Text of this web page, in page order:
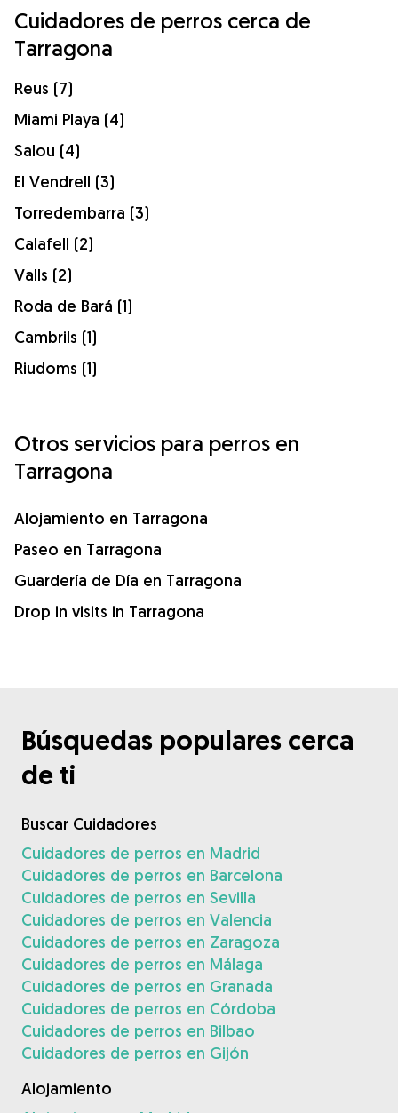
Cuidadores de perros cerca de
Tarragona
Reus (7)
Miami Playa (4)
Salou (4)
El Vendrell (3)
Torredembarra (3)
Calafell (2)
Valls (2)
Roda de Bará (1)
Cambrils (1)
Riudoms (1)
Otros servicios para perros en
Tarragona
Alojamiento en Tarragona
Paseo en Tarragona
Guardería de Día en Tarragona
Drop in visits in Tarragona
Búsquedas populares cerca
de ti
Buscar Cuidadores
Cuidadores de perros en Madrid
Cuidadores de perros en Barcelona
Cuidadores de perros en Sevilla
Cuidadores de perros en Valencia
Cuidadores de perros en Zaragoza
Cuidadores de perros en Málaga
Cuidadores de perros en Granada
Cuidadores de perros en Córdoba
Cuidadores de perros en Bilbao
Cuidadores de perros en Gijón
Alojamiento